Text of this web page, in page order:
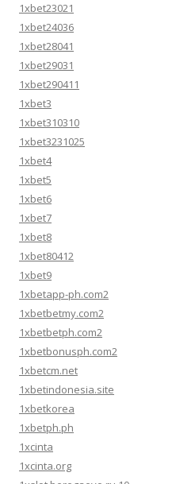
1xbet23021
1xbet24036
1xbet28041
1xbet29031
1xbet290411
1xbet3
1xbet310310
1xbet3231025
1xbet4
1xbet5
1xbet6
1xbet7
1xbet8
1xbet80412
1xbet9
1xbetapp-ph.com2
1xbetbetmy.com2
1xbetbetph.com2
1xbetbonusph.com2
1xbetcm.net
1xbetindonesia.site
1xbetkorea
1xbetph.ph
1xcinta
1xcinta.org